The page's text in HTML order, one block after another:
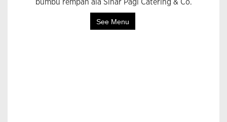
bumbu rempah ala Sinar Pagi Catering & Co.
See Menu